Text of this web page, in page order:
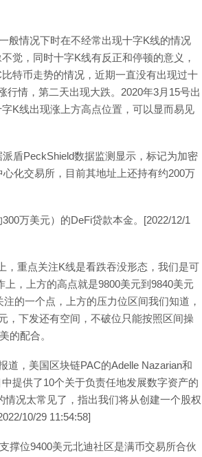
般情况下时在不经常出现十字K线的情况
觉，同时十字K线有反正和停顿的意义，
特币走势的情况，近期一直没有出现过十
情，第二天出现大跌。2020年3月15号出
K线出现涨上方高点位置，可以显而易见
盾PeckShield数据监测显示，标记为加密
化交易所，目前其地址上还持有约200万
万美元）的DeFi贷款本金。[2022/12/1
，重点关注K线是看跌吞没形态，我们是可
，上方的高点就是9800美元到9840美元
的一个点，上方的压力位区间我们知道，
，下发还有空间，不破位只能按照区间操
的配合。
道，美国区块链PAC的Adelle Nazarian和
提供了10个关于负责任地发展数字资产的
况太常见了，指出我们将从创建一个股权
10/29 11:54:58]
撑位9400美元北迪社区是满币交易所合伙